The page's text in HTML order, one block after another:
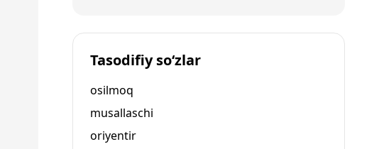
Tasodifiy so‘zlar
osilmoq
musallaschi
oriyentir